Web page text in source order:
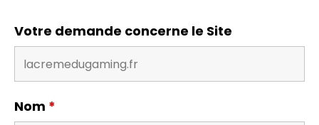
Votre demande concerne le Site
Nom *